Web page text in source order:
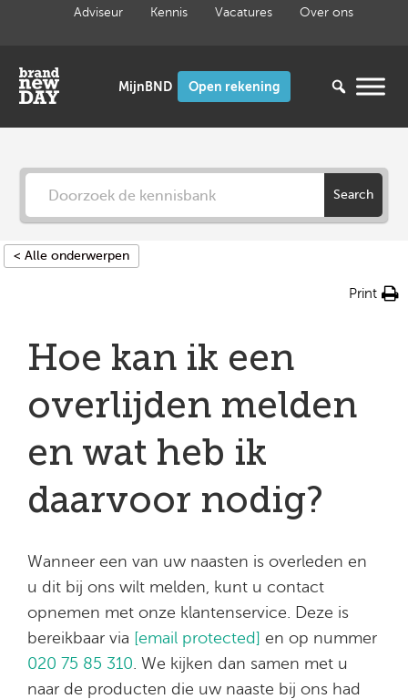
inhoud
Adviseur Kennis Vacatures Over ons
Open rekening
Search
< Alle onderwerpen
Print
Hoe kan ik een
overlijden melden
en wat heb ik
daarvoor nodig?
Wanneer een van uw naasten is overleden en
u dit bij ons wilt melden, kunt u contact
opnemen met onze klantenservice. Deze is
bereikbaar via [email protected] en op nummer
020 75 85 310. We kijken dan samen met u
naar de producten die uw naaste bij ons had